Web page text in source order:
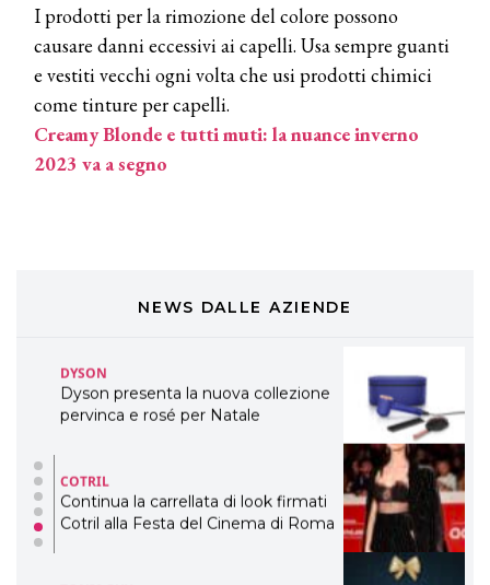
I prodotti per la rimozione del colore possono
causare danni eccessivi ai capelli. Usa sempre guanti
e vestiti vecchi ogni volta che usi prodotti chimici
come tinture per capelli.
Creamy Blonde e tutti muti: la nuance inverno
2023 va a segno
NEWS DALLE AZIENDE
TONI&GUY
LABEL.M lancia la sua innovativa ed
eco-sostenibile linea di prodotti
professionali
DAVINES
Davines presenta cofanetti beauty
WELLNESS CONGRESS 2022: I
DYSON
Dyson presenta la nuova collezione
pervinca e rosé per Natale
COTRIL
Continua la carrellata di look firmati
Cotril alla Festa del Cinema di Roma